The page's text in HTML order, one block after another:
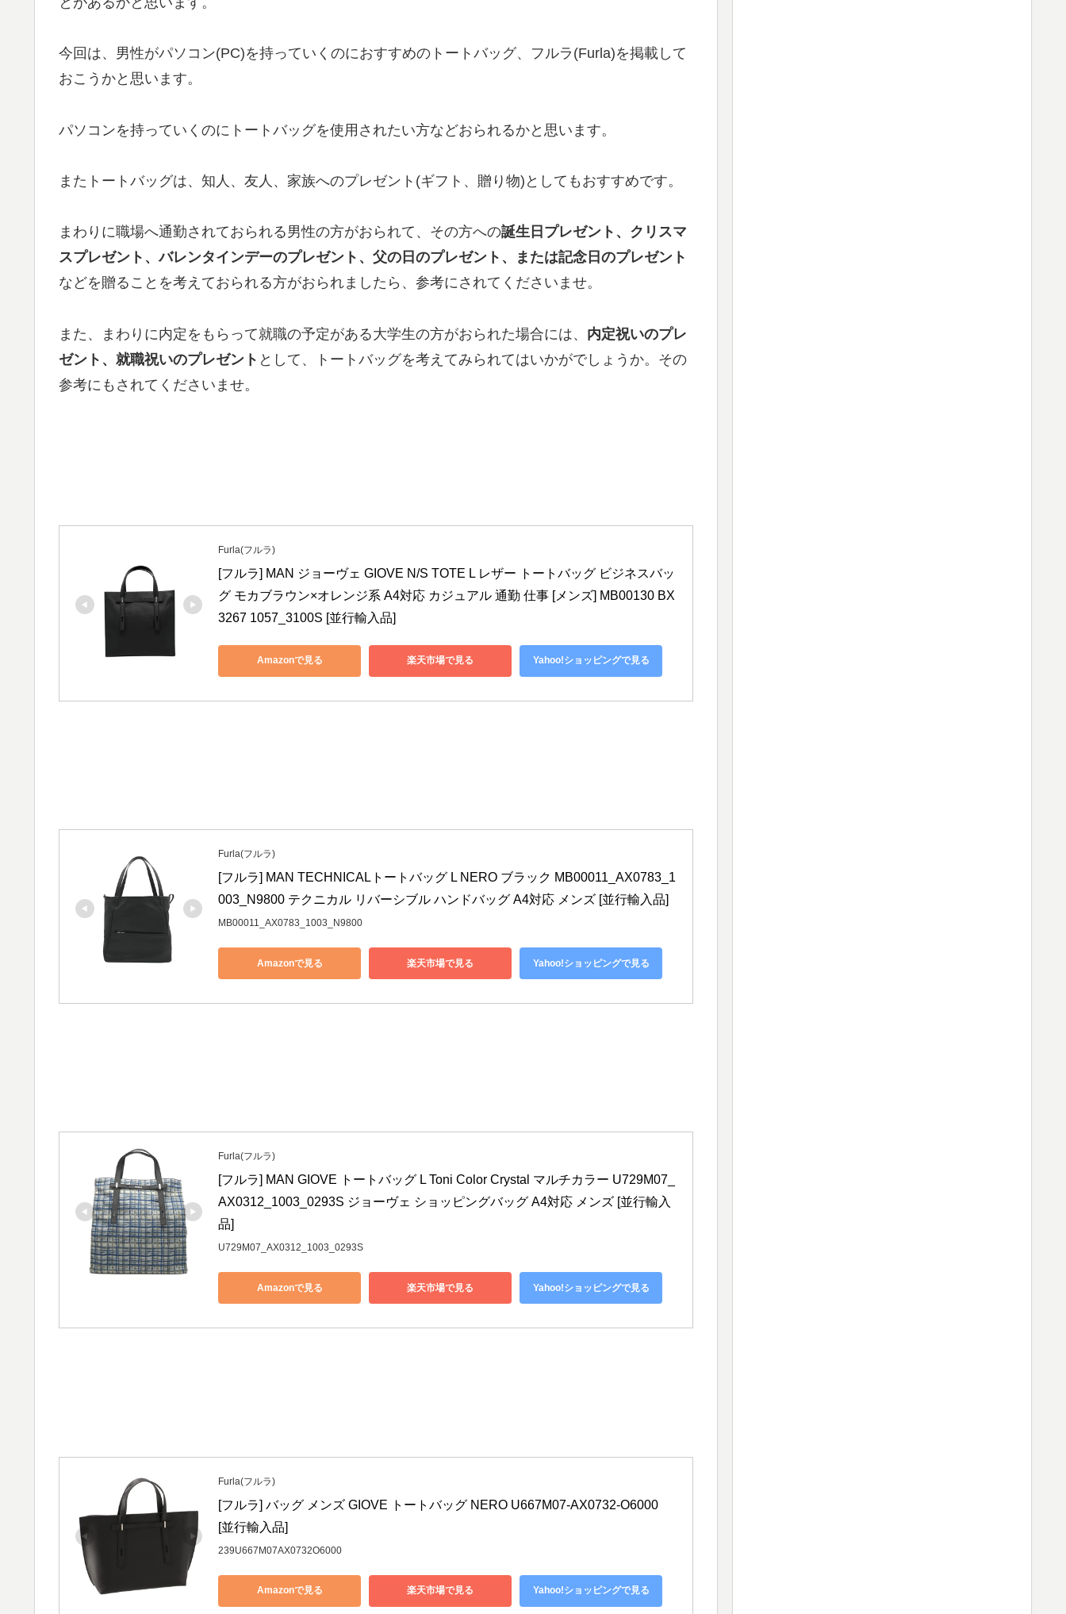
今回は、男性がパソコン(PC)を持っていくのにおすすめのトートバッグ、フルラ(Furla)を掲載して
おこうかと思います。
パソコンを持っていくのにトートバッグを使用されたい方などおられるかと思います。
またトートバッグは、知人、友人、家族へのプレゼント(ギフト、贈り物)としてもおすすめです。
まわりに職場へ通勤されておられる男性の方がおられて、その方への誕生日プレゼント、クリスマ
スプレゼント、バレンタインデーのプレゼント、父の日のプレゼント、または記念日のプレゼント
などを贈ることを考えておられる方がおられましたら、参考にされてくださいませ。
また、まわりに内定をもらって就職の予定がある大学生の方がおられた場合には、 内定祝いのプレ
ゼント、就職祝いのプレゼント として、トートバッグを考えてみられてはいかがでしょうか。その
参考にもされてくださいませ。
Furla(フルラ)
[フルラ] MAN ジョーヴェ GIOVE N/S TOTE L レザー トートバッグ ビジネスバッ
グ モカブラウン×オレンジ系 A4対応 カジュアル 通勤 仕事 [メンズ] MB00130 BX
3267 1057_3100S [並行輸入品]
Amazonで見る 楽天市場で見る Yahoo!ショッピングで見る
Furla(フルラ)
[フルラ] MAN TECHNICALトートバッグ L NERO ブラック MB00011_AX0783_1
003_N9800 テクニカル リバーシブル ハンドバッグ A4対応 メンズ [並行輸入品]
MB00011_AX0783_1003_N9800
Amazonで見る 楽天市場で見る Yahoo!ショッピングで見る
Furla(フルラ)
[フルラ] MAN GIOVE トートバッグ L Toni Color Crystal マルチカラー U729M07_
AX0312_1003_0293S ジョーヴェ ショッピングバッグ A4対応 メンズ [並行輸入
品]
U729M07_AX0312_1003_0293S
Amazonで見る 楽天市場で見る Yahoo!ショッピングで見る
Furla(フルラ)
[フルラ] バッグ メンズ GIOVE トートバッグ NERO U667M07-AX0732-O6000
[並行輸入品]
239U667M07AX0732O6000
Amazonで見る 楽天市場で見る Yahoo!ショッピングで見る